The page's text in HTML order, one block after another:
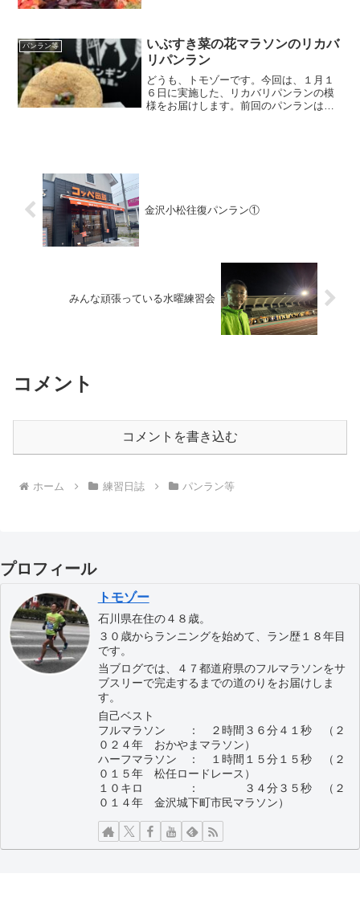
ランのスタートです！右ほ...
パンラン等
いぶすき菜の花マラソンのリカバ
リパンラン
どうも、トモゾーです。今回は、１月１
６日に実施した、リカバリパンランの模
様をお届けします。前回のパンランはこ
金沢小松往復パンラン①
みんな頑張っている水曜練習会
コメント
コメントを書き込む
ホーム 練習日誌 パンラン等
プロフィール
トモゾー
石川県在住の４８歳。
３０歳からランニングを始めて、ラン歴１８年目
です。
当ブログでは、４７都道府県のフルマラソンをサ
ブスリーで完走するまでの道のりをお届けしま
す。
自己ベスト
フルマラソン ： ２時間３６分４１秒 （２
０２４年 おかやまマラソン）
ハーフマラソン ： １時間１５分１５秒 （２
０１５年 松任ロードレース）
１０キロ ： ３４分３５秒 （２
０１４年 金沢城下町市民マラソン）